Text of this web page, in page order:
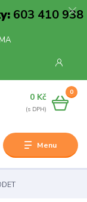
603 410 938
Menu
0
0 Kč